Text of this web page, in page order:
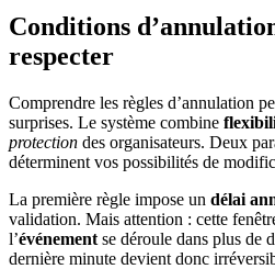
Conditions
respecter
Comprendre les règles d’annulation
surprises. Le système combine
protection des organisateurs. Deux
déterminent vos possibilités de
La première règle impose un délai
validation. Mais attention : cette
l’événement se déroule dans plus de
dernière minute devient donc